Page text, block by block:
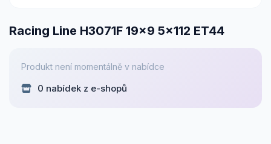
Racing Line H3071F 19x9 5x112 ET44
Produkt není momentálně v nabídce
0 nabídek z e-shopů